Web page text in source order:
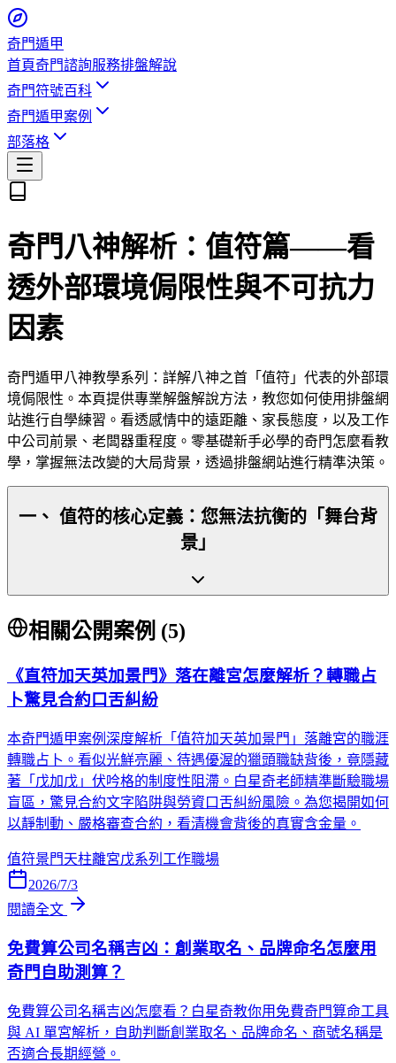
奇門遁甲
首頁奇門諮詢服務排盤解說
奇門符號百科
奇門遁甲案例
部落格
奇門八神解析：值符篇——看
透外部環境侷限性與不可抗力
因素
奇門遁甲八神教學系列：詳解八神之首「值符」代表的外部環
境侷限性。本頁提供專業解盤解說方法，教您如何使用排盤網
站進行自學練習。看透感情中的遠距離、家長態度，以及工作
中公司前景、老闆器重程度。零基礎新手必學的奇門怎麼看教
學，掌握無法改變的大局背景，透過排盤網站進行精準決策。
一、 值符的核心定義：您無法抗衡的「舞台背
景」
相關公開案例 (5)
《直符加天英加景門》落在離宮怎麼解析？轉職占
卜驚見合約口舌糾紛
本奇門遁甲案例深度解析「值符加天英加景門」落離宮的職涯
轉職占卜。看似光鮮亮麗、待遇優渥的獵頭職缺背後，竟隱藏
著「戊加戊」伏吟格的制度性阻滯。白星奇老師精準斷驗職場
盲區，驚見合約文字陷阱與勞資口舌糾紛風險。為您揭開如何
以靜制動、嚴格審查合約，看清機會背後的真實含金量。
值符景門天柱離宮戊系列 工作職場
2026/7/3
閱讀全文
免費算公司名稱吉凶：創業取名、品牌命名怎麼用
奇門自助測算？
免費算公司名稱吉凶怎麼看？白星奇教你用免費奇門算命工具
與 AI 單宮解析，自助判斷創業取名、品牌命名、商號名稱是
否適合長期經營。